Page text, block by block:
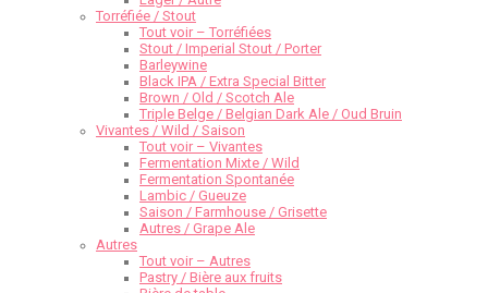
Torréfiée / Stout
Tout voir – Torréfiées
Stout / Imperial Stout / Porter
Barleywine
Black IPA / Extra Special Bitter
Brown / Old / Scotch Ale
Triple Belge / Belgian Dark Ale / Oud Bruin
Vivantes / Wild / Saison
Tout voir – Vivantes
Fermentation Mixte / Wild
Fermentation Spontanée
Lambic / Gueuze
Saison / Farmhouse / Grisette
Autres / Grape Ale
Autres
Tout voir – Autres
Pastry / Bière aux fruits